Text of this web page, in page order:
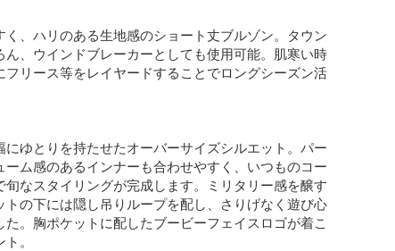
く、ハリのある生地感のショート丈ブルゾン。タウン
ん、ウインドブレーカーとしても使用可能。肌寒い時
フリース等をレイヤードすることでロングシーズン活
にゆとりを持たせたオーバーサイズシルエット。パー
ーム感のあるインナーも合わせやすく、いつものコー
旬なスタイリングが完成します。ミリタリー感を醸す
トの下には隠し吊りループを配し、さりげなく遊び心
た。胸ポケットに配したブービーフェイスロゴが着こ
。